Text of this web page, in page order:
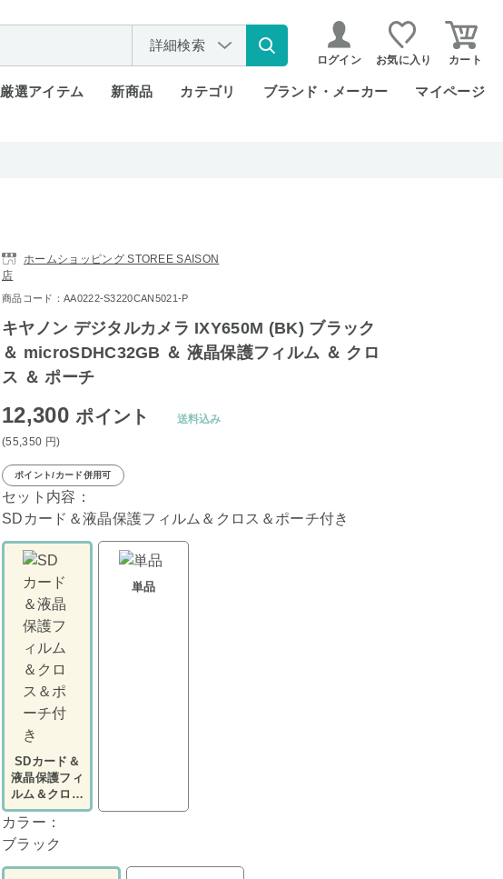
詳細検索
ログイン お気に入り カート
厳選アイテム 新商品 カテゴリ ブランド・メーカー マイページ
ホームショッピング STOREE SAISON
店
商品コード：AA0222-S3220CAN5021-P
キヤノン デジタルカメラ IXY650M (BK) ブラック
＆ microSDHC32GB ＆ 液晶保護フィルム ＆ クロ
ス ＆ ポーチ
12,300ポイント
(55,350 円)
送料込み
ポイント/カード併用可
セット内容：
SDカード＆液晶保護フィルム＆クロス＆ポーチ付き
SDカード＆
液晶保護フィ
ルム＆クロス
＆ポーチ付き
単品
カラー：
ブラック